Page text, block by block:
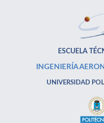
ESCUELA
INGENIERÍA
UNIVERSIDAD